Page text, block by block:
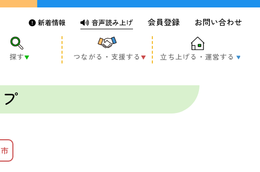
新着情報 音声読み上げ 会員登録 お問い合わせ
探す つながる・支援する 立ち上げる・運営する